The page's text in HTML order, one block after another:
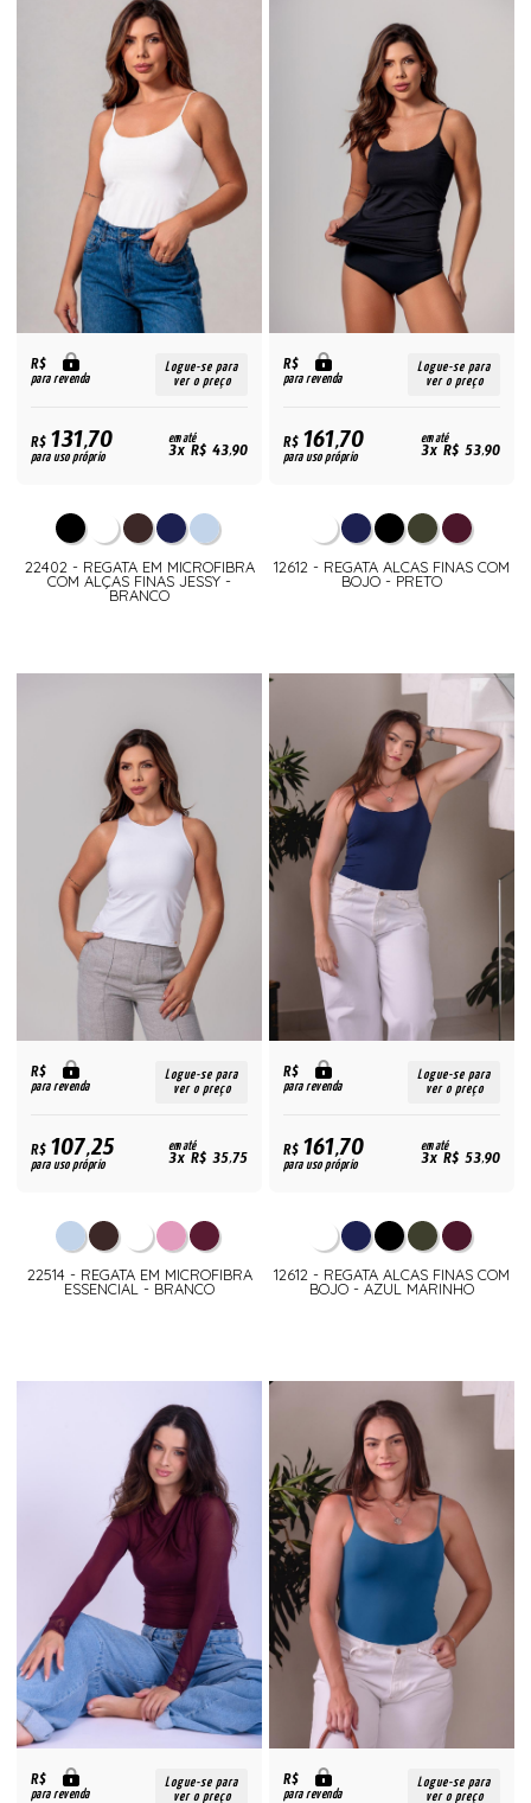
R$
para revenda
Logue-se para
ver o preço
R$131,70
para uso próprio
em até
3x R$ 43,90
22402 - REGATA EM MICROFIBRA
COM ALÇAS FINAS JESSY -
BRANCO
R$
para revenda
Logue-se para
ver o preço
R$161,70
para uso próprio
em até
3x R$ 53,90
12612 - REGATA ALCAS FINAS COM
BOJO - PRETO
R$
para revenda
Logue-se para
ver o preço
R$107,25
para uso próprio
em até
3x R$ 35,75
22514 - REGATA EM MICROFIBRA
ESSENCIAL - BRANCO
R$
para revenda
Logue-se para
ver o preço
R$161,70
para uso próprio
em até
3x R$ 53,90
12612 - REGATA ALCAS FINAS COM
BOJO - AZUL MARINHO
R$
para revenda
Logue-se para
ver o preço
R$
para revenda
Logue-se para
ver o preço